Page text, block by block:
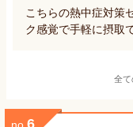
こちらの熱中症対策
ク感覚で手軽に摂取
全て
6